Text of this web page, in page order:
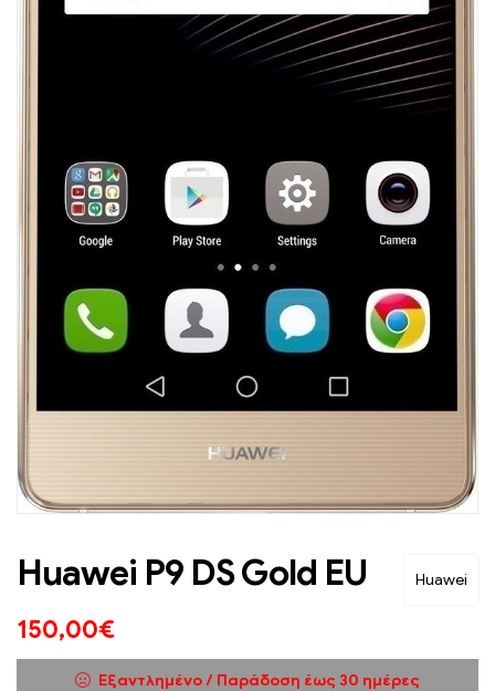
Huawei
Huawei P9 DS Gold EU
150,00€
Εξαντλημένο / Παράδοση έως 30 ημέρες